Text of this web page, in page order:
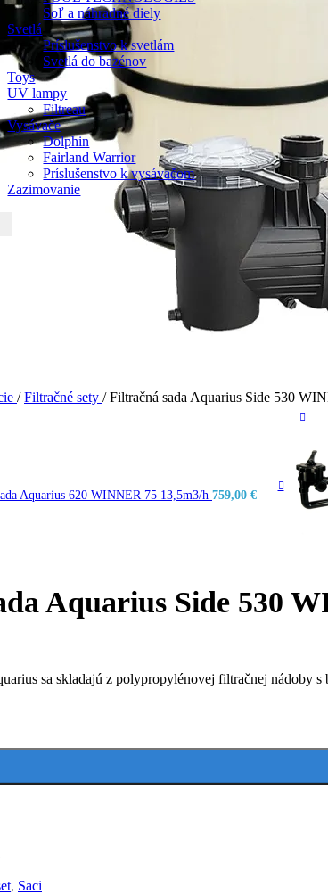
Soľ a náhradné diely
Svetlá
Príslušenstvo k svetlám
Svetlá do bazénov
Toys
UV lampy
Filtreau
Vysávače
Dolphin
Fairland Warrior
Príslušenstvo k vysávačom
Zazimovanie
/ Filtračné sety / Filtračná sada Aquarius Side 530
Aquarius 620 WINNER 75 13,5m3/h 759,00 €
Aquarius Side 530
sa skladajú z polypropylénovej filtračnej nádoby
Side 530 WINNER 50 11m3/h
, Saci